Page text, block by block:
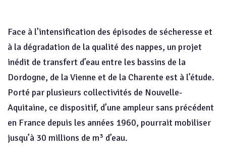
Face à l’intensification des épisodes de sécheresse et
à la dégradation de la qualité des nappes, un projet
inédit de transfert d’eau entre les bassins de la
Dordogne, de la Vienne et de la Charente est à l’étude.
Porté par plusieurs collectivités de Nouvelle-
Aquitaine, ce dispositif, d’une ampleur sans précédent
en France depuis les années 1960, pourrait mobiliser
jusqu’à 30 millions de m³ d’eau.